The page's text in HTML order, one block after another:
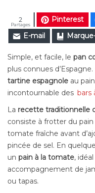
Pinterest
E-mail
Partages
2
Simple, et facile, le pan
plus connues
tartine espagnole au
incontournable des bars
La recette traditionnelle
consiste à frotter du pain
tomate fraîche avant
pincée de sel. En
un pain à la tomate,
accompagnement de
ou tapas.